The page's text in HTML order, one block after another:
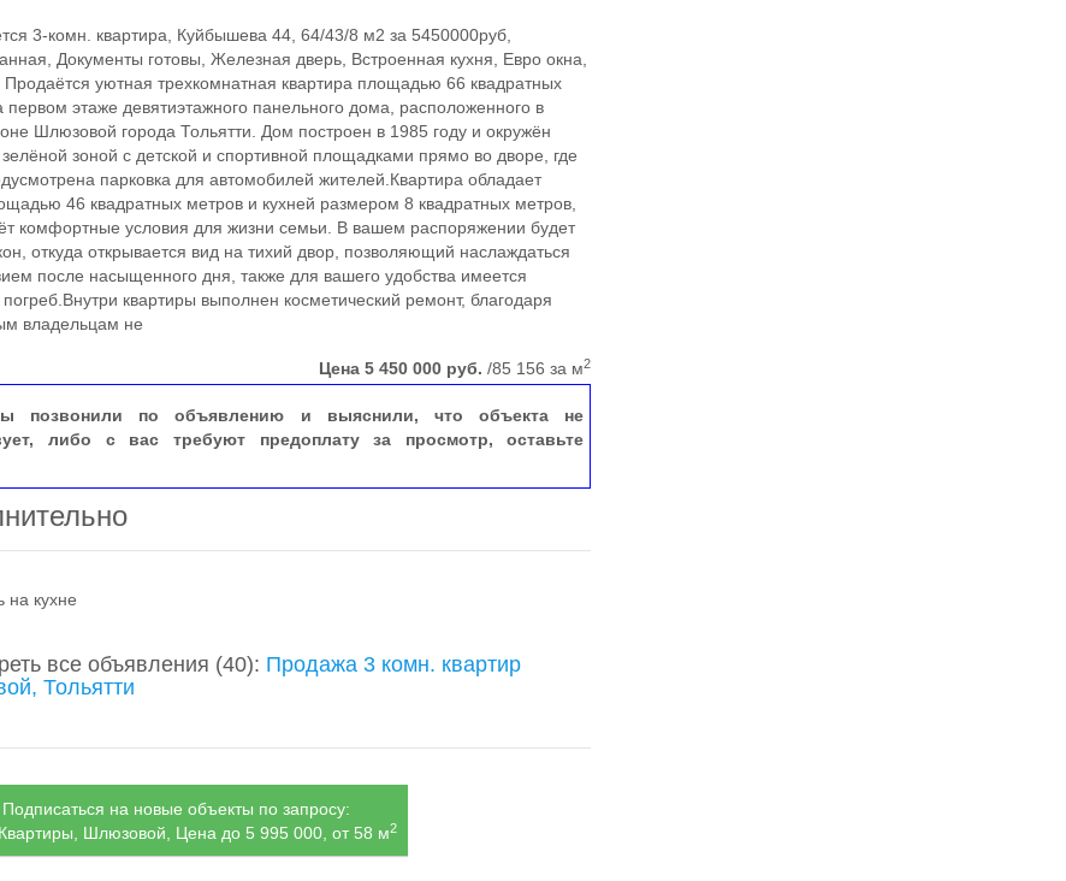
3-комн. квартира, Куйбышева 44, 64/43/8 м2 за 5450000руб,
Документы готовы, Железная дверь, Встроенная кухня, Евро окна,
Продаётся уютная трехкомнатная квартира площадью 66 квадратных
первом этаже девятиэтажного панельного дома, расположенного в
Шлюзовой города Тольятти. Дом построен в 1985 году и окружён
зоной с детской и спортивной площадками прямо во дворе, где
парковка для автомобилей жителей.Квартира обладает
46 квадратных метров и кухней размером 8 квадратных метров,
комфортные условия для жизни семьи. В вашем распоряжении будет
откуда открывается вид на тихий двор, позволяющий наслаждаться
после насыщенного дня, также для вашего удобства имеется
квартиры выполнен косметический ремонт, благодаря
владельцам не
Цена5 450 000 руб. /85 156 за м2
позвонили по объявлению и выяснили, что объекта не
либо с вас требуют предоплату за просмотр, оставьте
на кухне
все объявления (40): Продажа 3 комн. квартир
Тольятти
Подписаться на новые объекты по запросу:
Шлюзовой, Цена до 5 995 000, от 58 м2